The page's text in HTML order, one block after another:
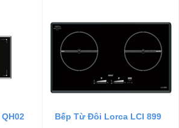
Bếp Từ Đôi Lorca LCI 899